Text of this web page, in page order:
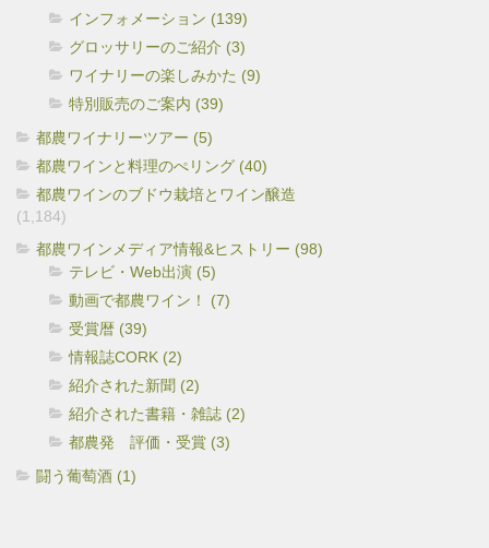
インフォメーション (139)
グロッサリーのご紹介 (3)
ワイナリーの楽しみかた (9)
特別販売のご案内 (39)
都農ワイナリーツアー (5)
都農ワインと料理のぺリング (40)
都農ワインのブドウ栽培とワイン醸造
(1,184)
都農ワインメディア情報&ヒストリー (98)
テレビ・Web出演 (5)
動画で都農ワイン！ (7)
受賞暦 (39)
情報誌CORK (2)
紹介された新聞 (2)
紹介された書籍・雑誌 (2)
都農発 評価・受賞 (3)
闘う葡萄酒 (1)